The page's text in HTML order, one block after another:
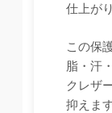
仕上が
この保
脂・汗
クレザ
抑えま